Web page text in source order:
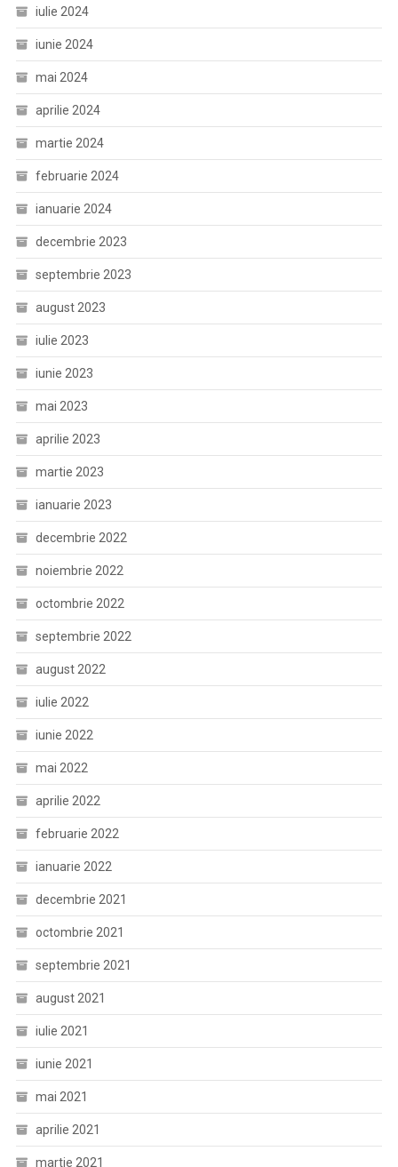
iulie 2024
iunie 2024
mai 2024
aprilie 2024
martie 2024
februarie 2024
ianuarie 2024
decembrie 2023
septembrie 2023
august 2023
iulie 2023
iunie 2023
mai 2023
aprilie 2023
martie 2023
ianuarie 2023
decembrie 2022
noiembrie 2022
octombrie 2022
septembrie 2022
august 2022
iulie 2022
iunie 2022
mai 2022
aprilie 2022
februarie 2022
ianuarie 2022
decembrie 2021
octombrie 2021
septembrie 2021
august 2021
iulie 2021
iunie 2021
mai 2021
aprilie 2021
martie 2021